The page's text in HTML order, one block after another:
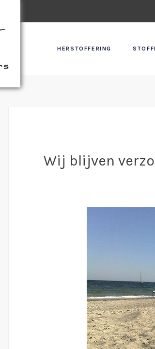
HERSTOFFERING
Wij blijven